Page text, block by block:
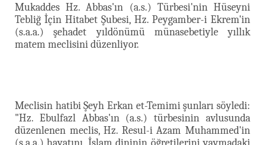
Mukaddes Hz. Abbas'ın (a.s.) Türbesi'nin Hüseyni
Tebliğ İçin Hitabet Şubesi, Hz. Peygamber-i Ekrem'in
(s.a.a.) şehadet yıldönümü münasebetiyle yıllık
matem meclisini düzenliyor.
Meclisin hatibi Şeyh Erkan et-Temimi şunları söyledi:
"Hz. Ebulfazl Abbas'ın (a.s.) türbesinin avlusunda
düzenlenen meclis, Hz. Resul-i Azam Muhammed'in